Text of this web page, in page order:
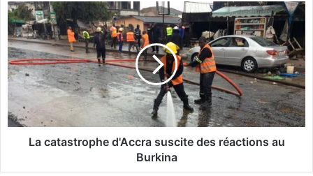
o
à
P
a
r
i
s
:
L
L
a
c
a
t
a
s
t
r
h
La catastrophe d'Accra suscite des réactions au
Burkina